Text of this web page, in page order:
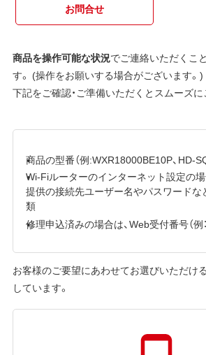
お問合せ
商品を操作可能な状況でご連絡いただくこ
す。 (操作をお願いする場合がございます。)
下記をご確認・ご準備いただくとスムーズに
商品の型番（例:WXR18000BE10P、HD-
Wi-Fiルーターのインターネット設定の場
提供の接続先ユーザー名やパスワードな
類
修理申込済みの場合は、Web受付番号（例
お客様のご要望にあわせてお選びいただけ
しています。